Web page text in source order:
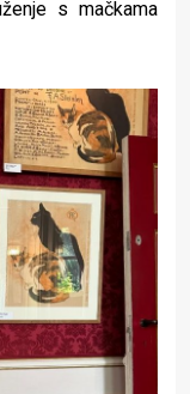
s mačkama